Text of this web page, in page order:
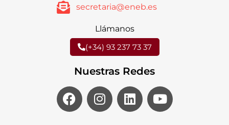
secretaria@eneb.es
Llámanos
(+34) 93 237 73 37
Nuestras Redes